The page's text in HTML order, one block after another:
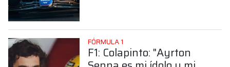
FÓRMULA 1
F1: Colapinto: "Ayrton